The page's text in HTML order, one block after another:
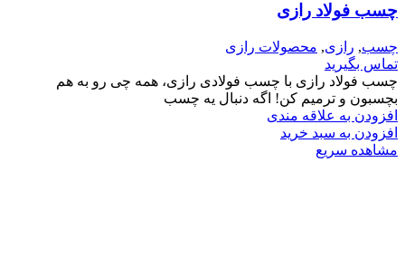
چسب فولاد رازی
چسب, رازی, محصولات رازی
تماس بگیرید
چسب فولاد رازی با چسب فولادی رازی، همه چی رو به هم
بچسبون و ترمیم کن! اگه دنبال یه چسب
افزودن به علاقه مندی
افزودن به سبد خرید
مشاهده سریع